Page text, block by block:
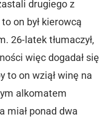
drugiego z
on był kierowcą
26-latek tłumaczył,
więc dogadał się
to on wziął winę na
alkomatem
miał ponad dwa